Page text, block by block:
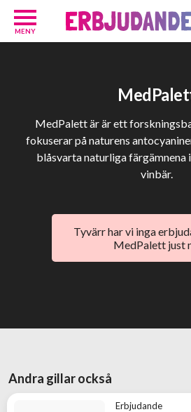
MENY
MedPalett är är ett
fokuserar på naturens
blåsvarta naturliga färgämnena
vinbär.
Tyvärr har vi inga
MedPalett just
Andra gillar också
Erbjudande
Hälsa
och
Skönhet
välkomsterbjudanden
Erbjudanden
från
BOKKLUBBAR